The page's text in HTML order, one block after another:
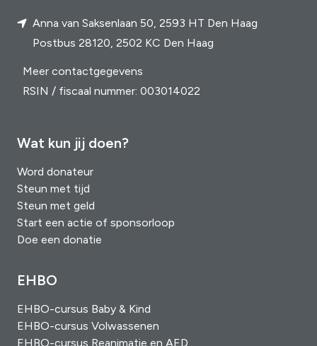
Anna van Saksenlaan 50, 2593 HT Den Haag
Postbus 28120, 2502 KC Den Haag
Meer contactgegevens
RSIN / fiscaal nummer: 003014022
Wat kun jij doen?
Word donateur
Steun met tijd
Steun met geld
Start een actie of sponsorloop
Doe een donatie
EHBO
EHBO-cursus Baby & Kind
EHBO-cursus Volwassenen
EHBO-cursus Reanimatie en AED